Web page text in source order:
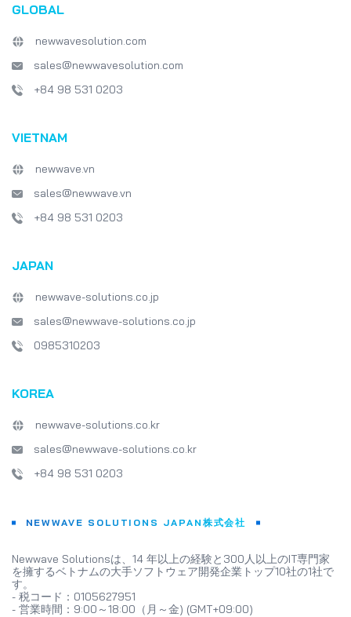
GLOBAL
newwavesolution.com
sales@newwavesolution.com
+84 98 531 0203
VIETNAM
newwave.vn
sales@newwave.vn
+84 98 531 0203
JAPAN
newwave-solutions.co.jp
sales@newwave-solutions.co.jp
0985310203
KOREA
newwave-solutions.co.kr
sales@newwave-solutions.co.kr
+84 98 531 0203
NEWWAVE SOLUTIONS JAPAN株式会社
Newwave Solutionsは、14 年以上の経験と300人以上のIT専門家
を擁するベトナムの大手ソフトウェア開発企業トップ10社の1社で
す。
- 税コード：0105627951
- 営業時間：9:00～18:00（月～金) (GMT+09:00)